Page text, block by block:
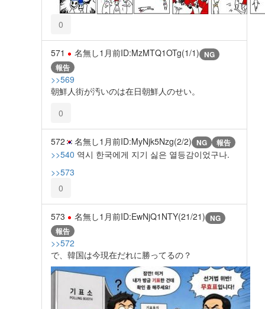
0
571 名無し1月前ID:MzMTQ1OTg(1/1) NG
報告
>>569
朝鮮人街が汚いのは在日朝鮮人のせい。
0
572 名無し1月前ID:MyNjk5Nzg(2/2) NG 報告
>>540 역시 한국에게 지기 싫은 열등감이었구나.
>>573
0
573 名無し1月前ID:EwNjQ1NTY(21/21) NG
報告
>>572
で、韓国は今現在だれに勝ってるの？